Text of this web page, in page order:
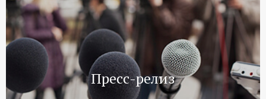
Пресс-релиз